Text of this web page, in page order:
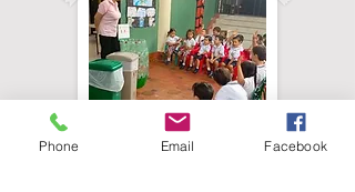
Phone Email Facebook